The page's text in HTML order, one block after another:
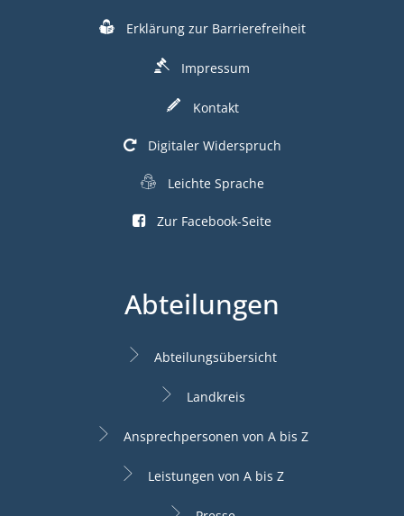
Erklärung zur Barrierefreiheit
Impressum
Kontakt
Digitaler Widerspruch
Leichte Sprache
Zur Facebook-Seite
Abteilungen
Abteilungsübersicht
Landkreis
Ansprechpersonen von A bis Z
Leistungen von A bis Z